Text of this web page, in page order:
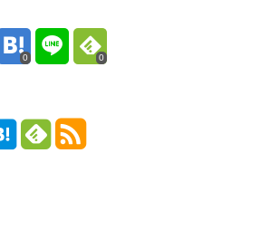
0 0